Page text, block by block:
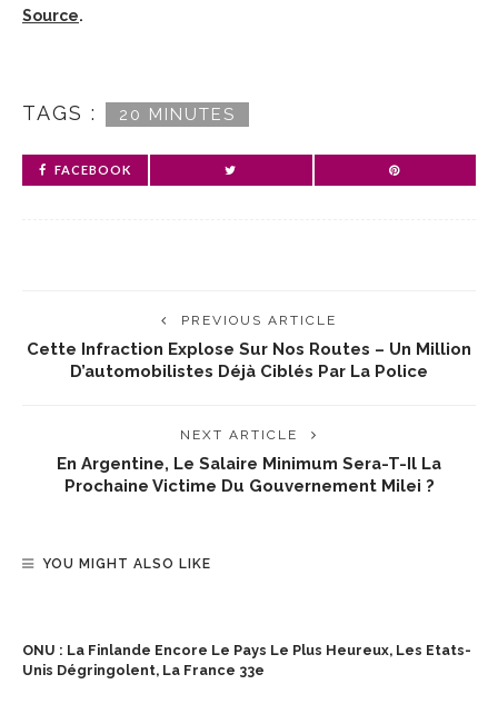
Source.
TAGS : 20 MINUTES
FACEBOOK
PREVIOUS ARTICLE
Cette Infraction Explose Sur Nos Routes – Un Million
D’automobilistes Déjà Ciblés Par La Police
NEXT ARTICLE
En Argentine, Le Salaire Minimum Sera-T-Il La
Prochaine Victime Du Gouvernement Milei ?
YOU MIGHT ALSO LIKE
ONU : La Finlande Encore Le Pays Le Plus Heureux, Les Etats-
Unis Dégringolent, La France 33e